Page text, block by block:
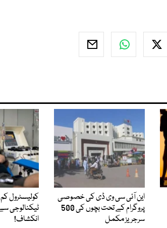
این آئی سی وی ڈی کی خصوصی
پروگرام کے تحت بچوں کی 500
سرجریز مکمل
کولیسٹرول
ٹیکنالوجی
انکشاف!